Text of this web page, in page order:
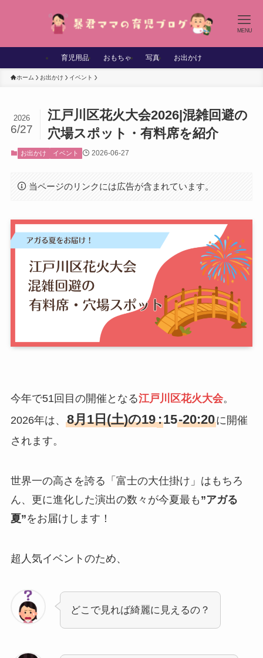
MENU
育児用品 おもちゃ 写真 お出かけ
ホーム お出かけ イベント
江戸川区花火大会2026|混雑回避の
穴場スポット・有料席を紹介
2026
6/27
お出かけ イベント 2026-06-27
当ページのリンクには広告が含まれています。
今年で51回目の開催となる江戸川区花火大会。
2026年は、 8月1日(土)の19:15-20:20に開催
されます。
世界一の高さを誇る「富士の大仕掛け」はもちろ
ん、更に進化した演出の数々が今夏最も ”アガる
夏”をお届けします！
超人気イベントのため、
どこで見れば綺麗に見えるの？